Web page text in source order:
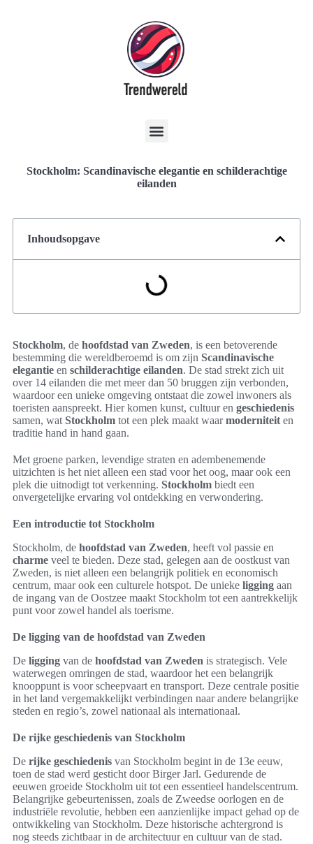
Stockholm: Scandinavische elegantie en schilderachtige
eilanden
Inhoudsopgave
Stockholm, de hoofdstad van Zweden, is een betoverende
bestemming die wereldberoemd is om zijn Scandinavische
elegantie en schilderachtige eilanden. De stad strekt zich uit
over 14 eilanden die met meer dan 50 bruggen zijn verbonden,
waardoor een unieke omgeving ontstaat die zowel inwoners als
toeristen aanspreekt. Hier komen kunst, cultuur en geschiedenis
samen, wat Stockholm tot een plek maakt waarmoderniteit en
traditie hand in hand gaan.
Met groene parken, levendige straten en adembenemende
uitzichten is het niet alleen een stad voor het oog, maar ook een
plek die uitnodigt tot verkenning. Stockholm biedt een
onvergetelijke ervaring vol ontdekking en verwondering.
Een introductie tot Stockholm
Stockholm, de hoofdstad van Zweden, heeft vol passie en
charme veel te bieden. Deze stad, gelegen aan de oostkust van
Zweden, is niet alleen een belangrijk politiek en economisch
centrum, maar ook een culturele hotspot. De unieke ligging aan
de ingang van de Oostzee maakt Stockholm tot een aantrekkelijk
punt voor zowel handel als toerisme.
De ligging van de hoofdstad van Zweden
De ligging van de hoofdstad van Zweden is strategisch. Vele
waterwegen omringen de stad, waardoor het een belangrijk
knooppunt is voor scheepvaart en transport. Deze centrale positie
in het land vergemakkelijkt verbindingen naar andere belangrijke
steden en regio’s, zowel nationaal als internationaal.
De rijke geschiedenis van Stockholm
De rijke geschiedenis van Stockholm begint in de 13e eeuw,
toen de stad werd gesticht door Birger Jarl. Gedurende de
eeuwen groeide Stockholm uit tot een essentieel handelscentrum.
Belangrijke gebeurtenissen, zoals de Zweedse oorlogen en de
industriële revolutie, hebben een aanzienlijke impact gehad op de
ontwikkeling van Stockholm. Deze historische achtergrond is
nog steeds zichtbaar in de architectuur en cultuur van de stad.